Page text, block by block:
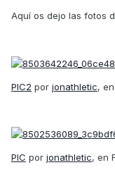
Aquí os dejo las fotos
PIC2 por jonathletic,
PIC por jonathletic, en